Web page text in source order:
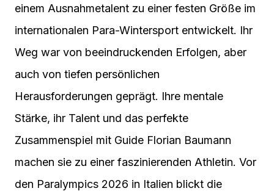
einem Ausnahmetalent zu einer festen Größe im
internationalen Para-Wintersport entwickelt. Ihr
Weg war von beeindruckenden Erfolgen, aber
auch von tiefen persönlichen
Herausforderungen geprägt. Ihre mentale
Stärke, ihr Talent und das perfekte
Zusammenspiel mit Guide Florian Baumann
machen sie zu einer faszinierenden Athletin. Vor
den Paralympics 2026 in Italien blickt die